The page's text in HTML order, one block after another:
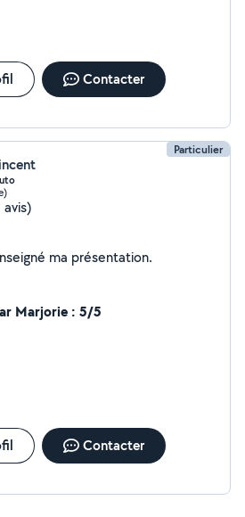
Contacter
Particulier
Je n'ai pas encore renseigné ma présentation.
Marjorie : 5/5
Contacter